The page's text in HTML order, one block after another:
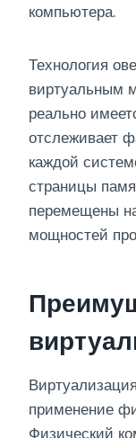
компьютера.
Технология
виртуальным
реально
отслеживает
каждой
страницы
перемещены
мощностей
применение
Физический